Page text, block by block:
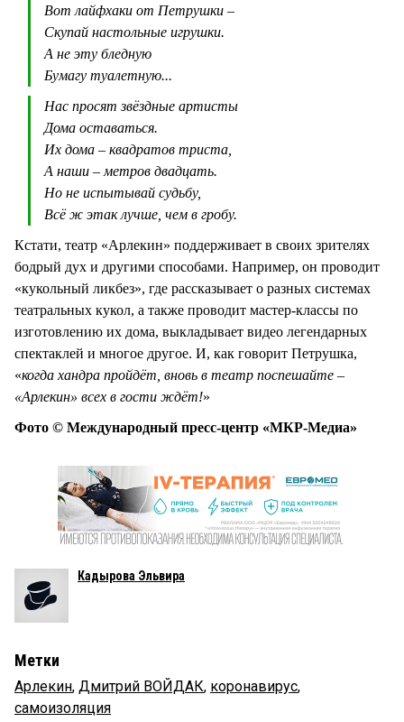
Вот лайфхаки от Петрушки –
Скупай настольные игрушки.
А не эту бледную
Бумагу туалетную...
Нас просят звёздные артисты
Дома оставаться.
Их дома – квадратов триста,
А наши – метров двадцать.
Но не испытывай судьбу,
Всё ж этак лучше, чем в гробу.
Кстати, театр «Арлекин» поддерживает в своих зрителях
бодрый дух и другими способами. Например, он проводит
«кукольный ликбез», где рассказывает о разных системах
театральных кукол, а также проводит мастер-классы по
изготовлению их дома, выкладывает видео легендарных
спектаклей и многое другое. И, как говорит Петрушка,
«когда хандра пройдёт, вновь в театр поспешайте –
«Арлекин» всех в гости ждёт!»
Фото © Международный пресс-центр «МКР-Медиа»
Кадырова Эльвира
Метки
Арлекин, Дмитрий ВОЙДАК, коронавирус,
самоизоляция